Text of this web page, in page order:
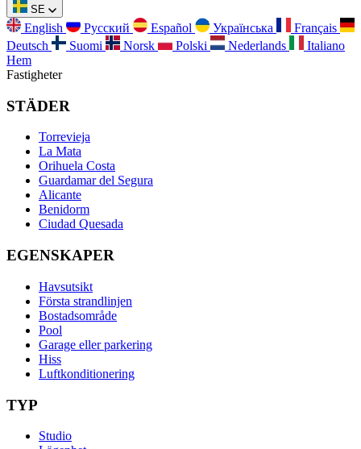
SE
English Русский Español Українська
Français
Deutsch
Suomi Norsk Polski Nederlands
Italiano
Hem
Fastigheter
STÄDER
Torrevieja
La Mata
Orihuela Costa
Guardamar del Segura
Alicante
Benidorm
Ciudad Quesada
EGENSKAPER
Havsutsikt
Första strandlinjen
Bostadsområde
Pool
Garage eller parkering
Hiss
Luftkonditionering
TYP
Studio